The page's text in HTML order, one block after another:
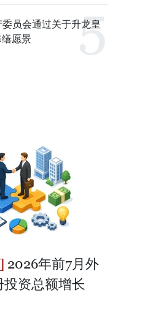
员会通过关于升龙皇
愿景
2026年前7月外
投资总额增长